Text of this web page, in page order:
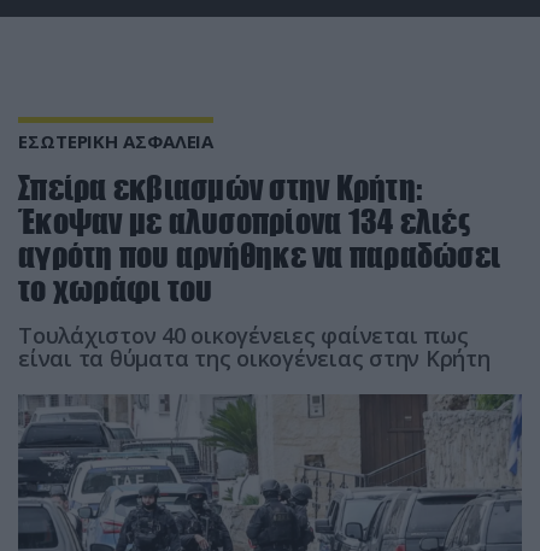
ΕΣΩΤΕΡΙΚΗ ΑΣΦΑΛΕΙΑ
Σπείρα εκβιασμών στην Κρήτη:
Έκοψαν με αλυσοπρίονα 134 ελιές
αγρότη που αρνήθηκε να παραδώσει
το χωράφι του
Τουλάχιστον 40 οικογένειες φαίνεται πως
είναι τα θύματα της οικογένειας στην Κρήτη